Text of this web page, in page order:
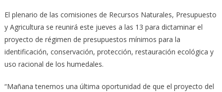
El plenario de las comisiones de Recursos Naturales, Presupuesto
y Agricultura se reunirá este jueves a las 13 para dictaminar el
proyecto de régimen de presupuestos mínimos para la
identificación, conservación, protección, restauración ecológica y
uso racional de los humedales.
“Mañana tenemos una última oportunidad de que el proyecto del